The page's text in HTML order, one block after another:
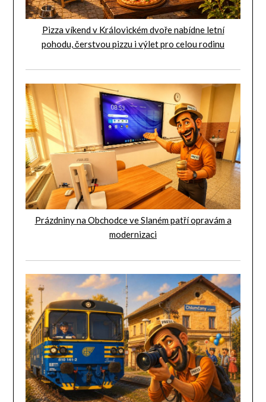
Pizza víkend v Královickém dvoře nabídne letní
pohodu, čerstvou pizzu i výlet pro celou rodinu
Prázdniny na Obchodce ve Slaném patří opravám a
modernizaci